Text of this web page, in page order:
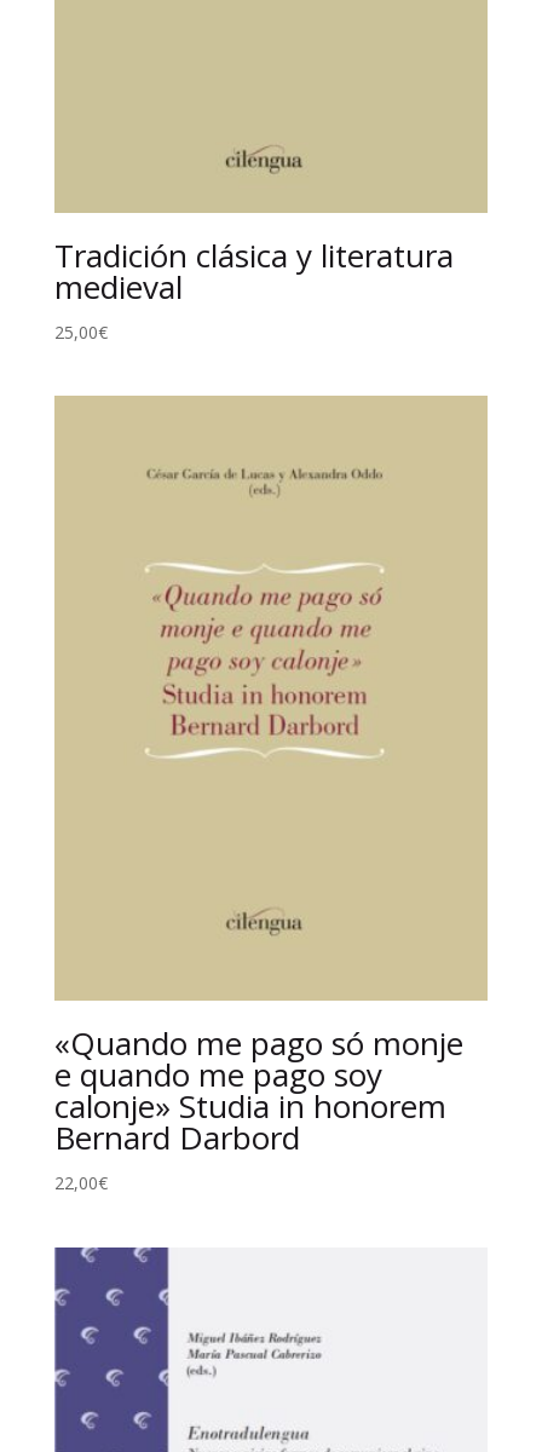
Tradición clásica y literatura
medieval
25,00€
«Quando me pago só monje
e quando me pago soy
calonje» Studia in honorem
Bernard Darbord
22,00€